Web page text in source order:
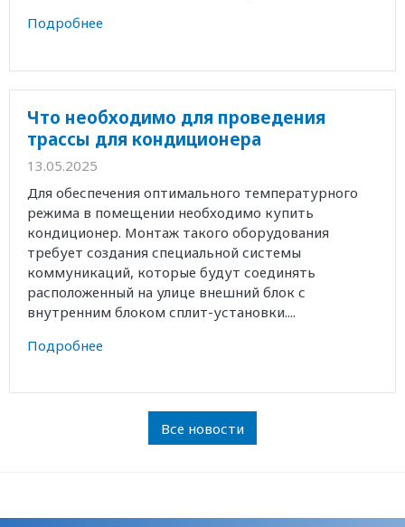
Подробнее
Что необходимо для проведения
трассы для кондиционера
13.05.2025
Для обеспечения оптимального температурного
режима в помещении необходимо купить
кондиционер. Монтаж такого оборудования
требует создания специальной системы
коммуникаций, которые будут соединять
расположенный на улице внешний блок с
внутренним блоком сплит-установки....
Подробнее
Все новости